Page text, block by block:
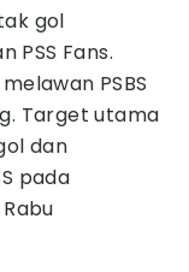
gol
PSS Fans.
PSBS
Target utama
dan
pada